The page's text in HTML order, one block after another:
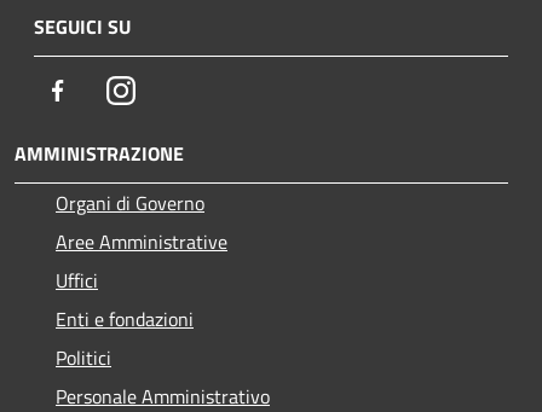
SEGUICI SU
FacebookInstagram
AMMINISTRAZIONE
Organi di Governo
Aree Amministrative
Uffici
Enti e fondazioni
Politici
Personale Amministrativo